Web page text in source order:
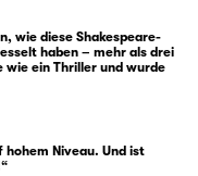
neue
erzählen vom
sind es, die sich
sie begleiten
wie diese Shakespeare-
haben – mehr als drei
wie ein Thriller und wurde
hohem Niveau. Und ist